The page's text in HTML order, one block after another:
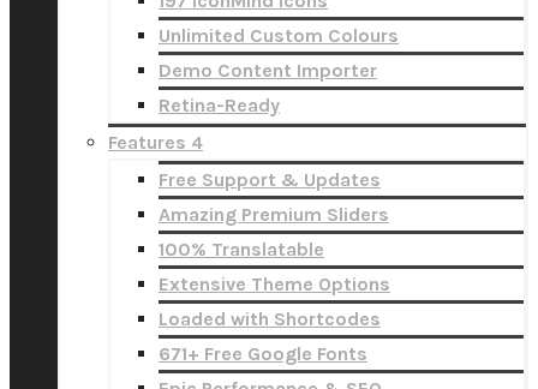
Unlimited Custom Colours
Demo Content Importer
Retina-Ready
Features 4
Free Support & Updates
Amazing Premium Sliders
100% Translatable
Extensive Theme Options
Loaded with Shortcodes
671+ Free Google Fonts